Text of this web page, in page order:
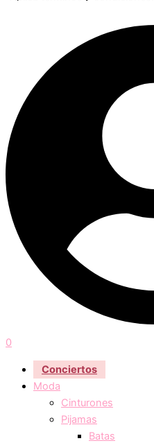
0
Conciertos
Moda
Cinturones
Pijamas
Batas